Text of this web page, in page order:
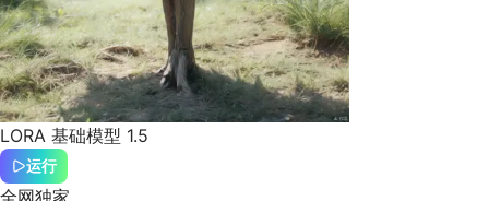
LORA 基础模型 1.5
运行
全网独家